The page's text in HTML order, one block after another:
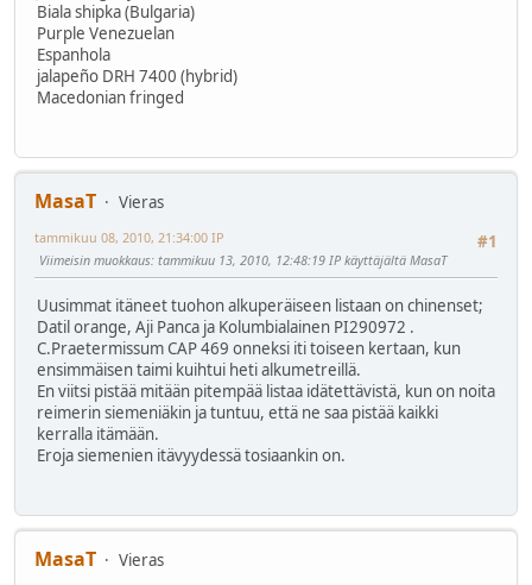
Biala shipka (Bulgaria)
Purple Venezuelan
Espanhola
jalapeño DRH 7400 (hybrid)
Macedonian fringed
MasaT
Vieras
#1
tammikuu 08, 2010, 21:34:00 IP
Viimeisin muokkaus: tammikuu 13, 2010, 12:48:19 IP käyttäjältä MasaT
Uusimmat itäneet tuohon alkuperäiseen listaan on chinenset;
Datil orange, Aji Panca ja Kolumbialainen PI290972 .
C.Praetermissum CAP 469 onneksi iti toiseen kertaan, kun
ensimmäisen taimi kuihtui heti alkumetreillä.
En viitsi pistää mitään pitempää listaa idätettävistä, kun on noita
reimerin siemeniäkin ja tuntuu, että ne saa pistää kaikki
kerralla itämään.
Eroja siemenien itävyydessä tosiaankin on.
MasaT
Vieras